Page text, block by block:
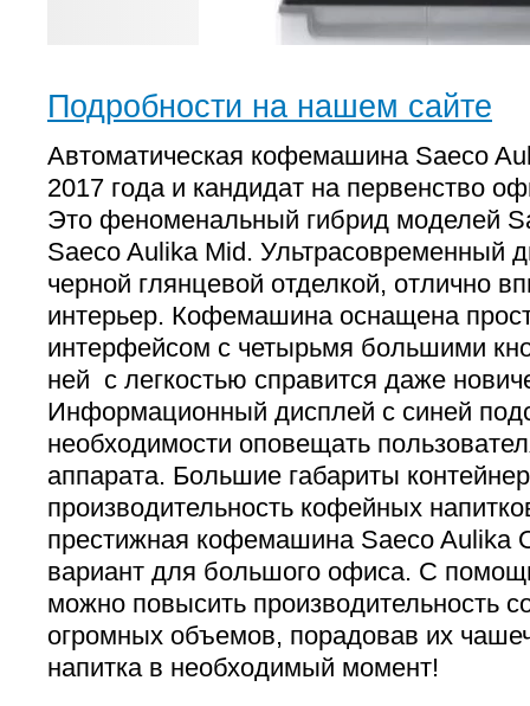
Подробности на нашем сайте
Автоматическая кофемашина Saeco
2017 года и кандидат на первенство
Это феноменальный гибрид моделей
Saeco Aulika Mid. Ультрасовременный
черной глянцевой отделкой, отлично
интерьер. Кофемашина оснащена
интерфейсом с четырьмя большими
ней с легкостью справится даже
Информационный дисплей с синей
необходимости оповещать
аппарата. Большие габариты
производительность кофейных
престижная кофемашина Saeco Aulika
вариант для большого офиса. С
можно повысить производительность
огромных объемов, порадовав их
напитка в необходимый момент!